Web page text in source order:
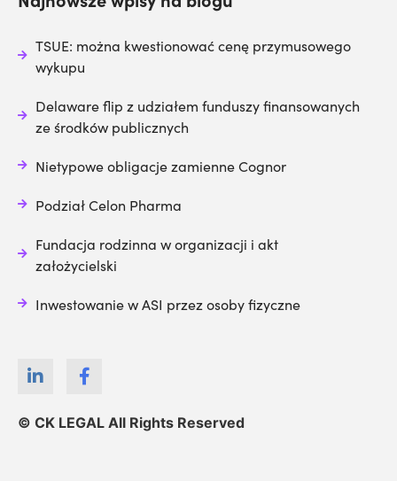
© CK LEGAL All Rights Reserved
TSUE: można kwestionować cenę przymusowego
wykupu
Delaware flip z udziałem funduszy finansowanych
ze środków publicznych
Nietypowe obligacje zamienne Cognor
Podział Celon Pharma
Fundacja rodzinna w organizacji i akt
założycielski
Inwestowanie w ASI przez osoby fizyczne